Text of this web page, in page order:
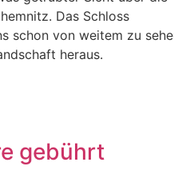
Das Schloss
schon von weitem zu
heraus.
gebührt